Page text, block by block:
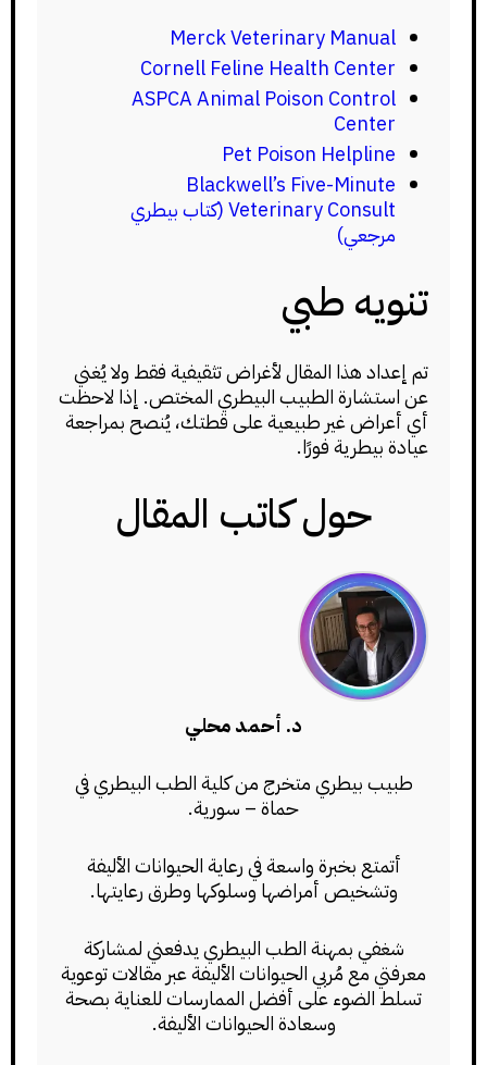
Merck Veterinary Manual
Cornell Feline Health Center
ASPCA Animal Poison Control
Center
Pet Poison Helpline
Blackwell’s Five-Minute
Veterinary Consult (كتاب بيطري
مرجعي)
تنويه طبي
تم إعداد هذا المقال لأغراض تثقيفية فقط ولا يُغني
عن استشارة الطبيب البيطري المختص. إذا لاحظت
أي أعراض غير طبيعية على قطتك، يُنصح بمراجعة
عيادة بيطرية فورًا.
حول كاتب المقال
د. أحمد محلي
طبيب بيطري متخرج من كلية الطب البيطري في
حماة – سورية.
أتمتع بخبرة واسعة في رعاية الحيوانات الأليفة
وتشخيص أمراضها وسلوكها وطرق رعايتها.
شغفي بمهنة الطب البيطري يدفعني لمشاركة
معرفتي مع مُربي الحيوانات الأليفة عبر مقالات توعوية
تسلط الضوء على أفضل الممارسات للعناية بصحة
وسعادة الحيوانات الأليفة.